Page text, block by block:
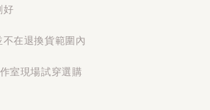
好
在退換貨範圍內
室現場試穿選購